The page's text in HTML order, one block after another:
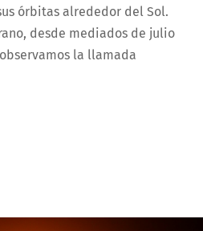
órbitas alrededor del Sol.
desde mediados de julio
la llamada